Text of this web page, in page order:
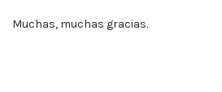
Muchas, muchas gracias.